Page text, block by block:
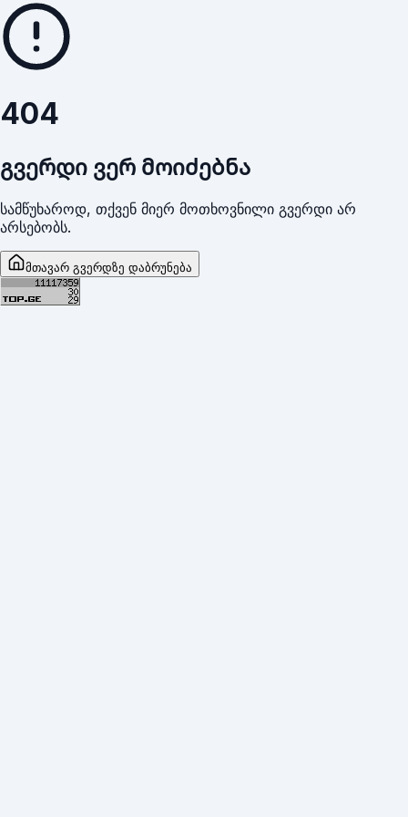
404
გვერდი ვერ მოიძებნა
სამწუხაროდ, თქვენ მიერ მოთხოვნილი გვერდი არ
არსებობს.
მთავარ გვერდზე დაბრუნება